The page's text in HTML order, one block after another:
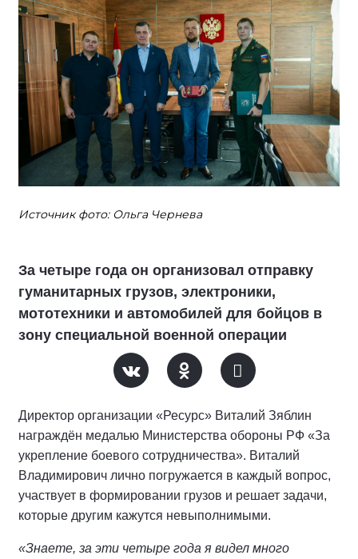
Источник фото: Ольга Чернева
За четыре года он организовал отправку
гуманитарных грузов, электроники,
мототехники и автомобилей для бойцов в
зону специальной военной операции
Директор организации «Ресурс» Виталий Зяблин
награждён медалью Министерства обороны РФ «За
укрепление боевого сотрудничества». Виталий
Владимирович лично погружается в каждый вопрос,
участвует в формировании грузов и решает задачи,
которые другим кажутся невыполнимыми.
«Знаете, за эти четыре года я видел много